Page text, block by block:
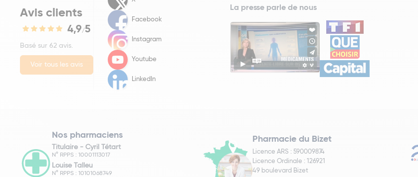
Avis clients
4,9/5
Basé sur 62 avis.
Voir tous les avis
Facebook
Instagram
Youtube
LinkedIn
La presse parle de nous
Nos pharmaciens
Titulaire - Cyril Tétart
N° RPPS : 10001113017
Louise Talleu
N° RPPS : 10101068749
Pharmacie du Bizet
Licence ARS : 590009874
Licence Ordinale : 126921
49 boulevard Bizet